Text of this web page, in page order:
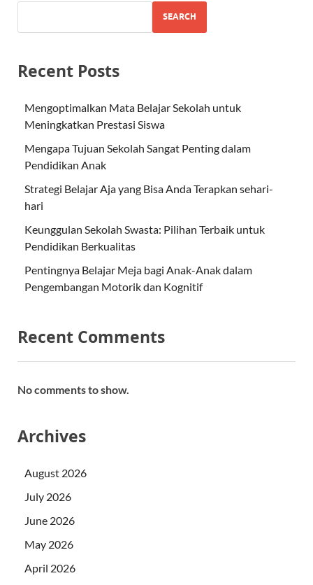
SEARCH
Recent Posts
Mengoptimalkan Mata Belajar Sekolah untuk
Meningkatkan Prestasi Siswa
Mengapa Tujuan Sekolah Sangat Penting dalam
Pendidikan Anak
Strategi Belajar Aja yang Bisa Anda Terapkan sehari-
hari
Keunggulan Sekolah Swasta: Pilihan Terbaik untuk
Pendidikan Berkualitas
Pentingnya Belajar Meja bagi Anak-Anak dalam
Pengembangan Motorik dan Kognitif
Recent Comments
No comments to show.
Archives
August 2026
July 2026
June 2026
May 2026
April 2026